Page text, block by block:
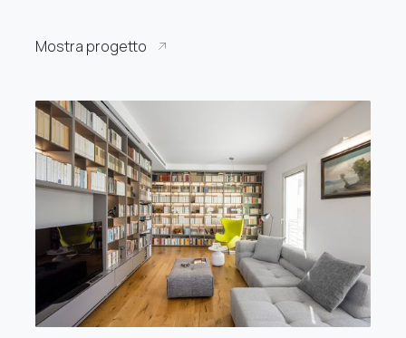
Mostra progetto